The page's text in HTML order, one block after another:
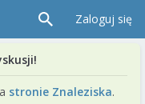
Zaloguj się
stronie Znaleziska.